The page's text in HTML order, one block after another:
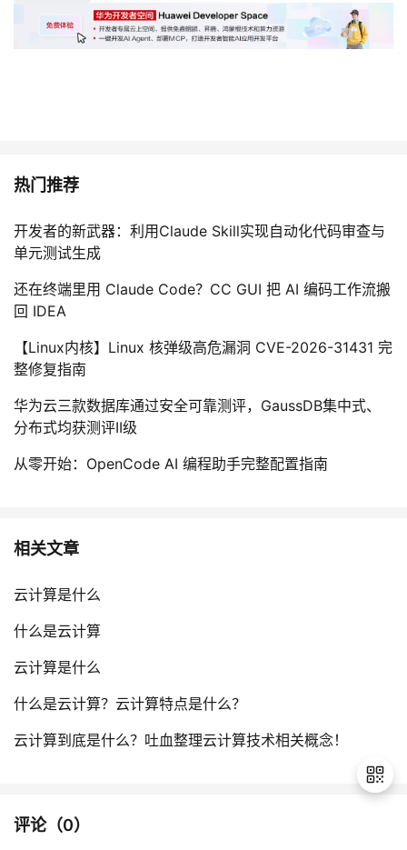
热门推荐
开发者的新武器：利用Claude Skill实现自动化代码审查与
单元测试生成
还在终端里用 Claude Code？CC GUI 把 AI 编码工作流搬
回 IDEA
【Linux内核】Linux 核弹级高危漏洞 CVE-2026-31431 完
整修复指南
华为云三款数据库通过安全可靠测评，GaussDB集中式、
分布式均获测评II级
从零开始：OpenCode AI 编程助手完整配置指南
相关文章
云计算是什么
什么是云计算
云计算是什么
什么是云计算？云计算特点是什么？
云计算到底是什么？吐血整理云计算技术相关概念！
评论（0）